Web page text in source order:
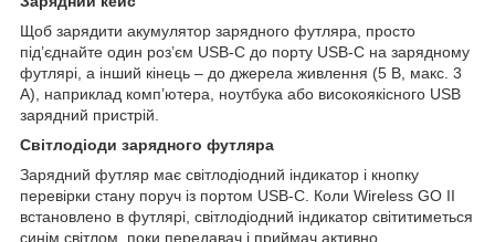
Щоб зарядити акумулятор зарядного футляра, просто
під’єднайте один роз’єм USB-C до порту USB-C на зарядному
футлярі, а інший кінець – до джерела живлення (5 В, макс. 3
А), наприклад комп’ютера, ноутбука або високоякісного USB
зарядний пристрій.
Світлодіоди зарядного футляра
Зарядний футляр має світлодіодний індикатор і кнопку
перевірки стану поруч із портом USB-C. Коли Wireless GO II
встановлено в футлярі, світлодіодний індикатор світитиметься
синім світлом, поки передавач і приймач активно